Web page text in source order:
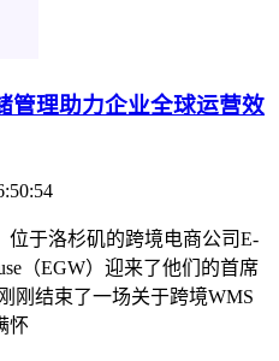
管理助力企业全球运营效
位于洛杉矶的跨境电商公司E-
（EGW）迎来了他们的首席
刚结束了一场关于跨境WMS
怀